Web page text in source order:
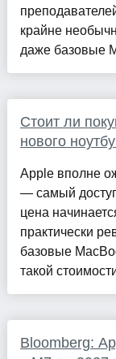
крайне
даже базовые
Стоит ли
нового
Apple вполне
— самый
цена
практически
базовые
такой
Bloomberg: